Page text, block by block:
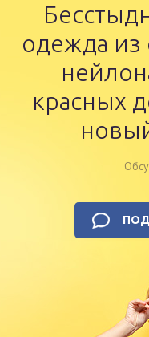
одежда из
красных